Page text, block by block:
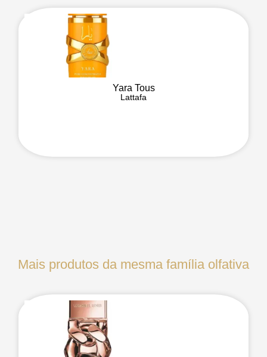
Yara Tous
Lattafa
Mais produtos da mesma família olfativa